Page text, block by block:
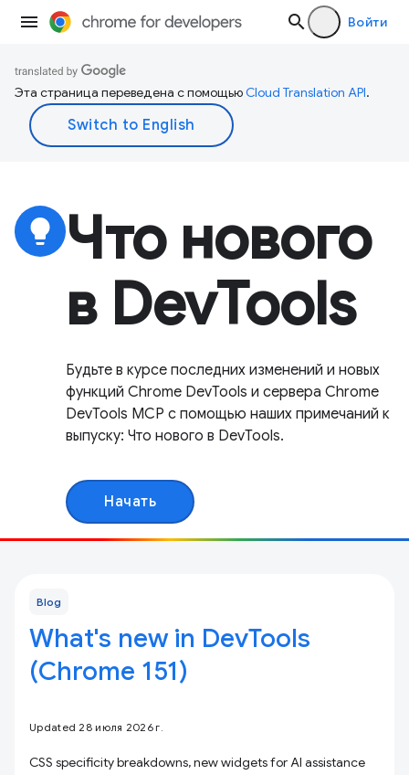
Войти
Эта страница переведена с помощьюCloud Translation API.
lightbulb Что нового
в DevTools
Будьте в курсе последних изменений и новых
функций Chrome DevTools и сервера Chrome
DevTools MCP с помощью наших примечаний к
выпуску: Что нового в DevTools.
Начать
Blog
What's new in DevTools
(Chrome 151)
Updated 28 июля 2026 г.
CSS specificity breakdowns, new widgets for AI assistance